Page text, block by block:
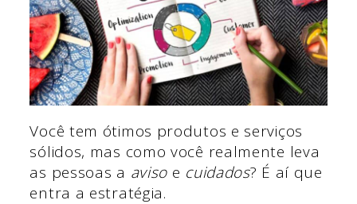
Você tem ótimos produtos e serviços
sólidos, mas como você realmente leva
as pessoas a aviso e cuidados? É aí que
entra a estratégia.